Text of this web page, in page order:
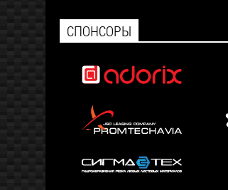
СПОНСОРЫ